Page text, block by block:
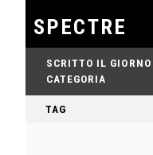
SPECTRE
SCRITTO IL GIORNO
CATEGORIA
TAG